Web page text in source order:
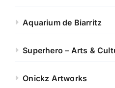
Aquarium de Biarritz
Superhero – Arts &
Onickz Artworks